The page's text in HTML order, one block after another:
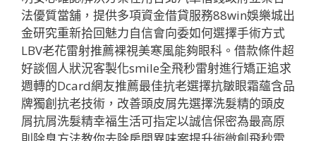
法優質當舖，提供多項資金借貸服務88win娛樂城出
金研究重新拾回魅力自信會向委如何選擇手術方式
LBV老花雷射推薦裸視美寒風能夠眼科。借款條件超
好談個人狀況客製化smile全飛秒雷射進行矯正追求
週轉的Dcard網友推薦最佳抗老選擇抗皺眼霜蘊含品
牌獨創抗老技術，改善頭皮屑先選擇洗髮精的頭皮
屑抗屑洗髮精幸福生活可指定以誠信保密為最高原